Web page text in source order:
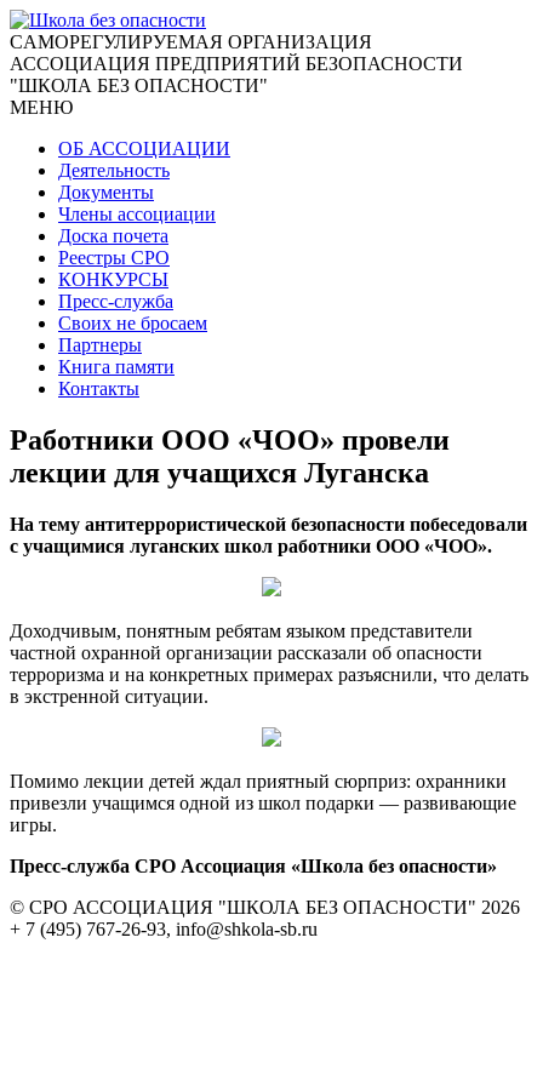
CАМОРЕГУЛИРУЕМАЯ ОРГАНИЗАЦИЯ
АССОЦИАЦИЯ ПРЕДПРИЯТИЙ БЕЗОПАСНОСТИ
"ШКОЛА БЕЗ ОПАСНОСТИ"
МЕНЮ
ОБ АССОЦИАЦИИ
Деятельность
Документы
Члены ассоциации
Доска почета
Реестры СРО
КОНКУРСЫ
Пресс-служба
Своих не бросаем
Партнеры
Книга памяти
Контакты
Работники ООО «ЧОО» провели
лекции для учащихся Луганска
На тему антитеррористической безопасности побеседовали
с учащимися луганских школ работники ООО «ЧОО».
Доходчивым, понятным ребятам языком представители
частной охранной организации рассказали об опасности
терроризма и на конкретных примерах разъяснили, что делать
в экстренной ситуации.
Помимо лекции детей ждал приятный сюрприз: охранники
привезли учащимся одной из школ подарки — развивающие
игры.
Пресс-служба СРО Ассоциация «Школа без опасности»
© СРО АССОЦИАЦИЯ "ШКОЛА БЕЗ ОПАСНОСТИ" 2026
+ 7 (495) 767-26-93, info@shkola-sb.ru